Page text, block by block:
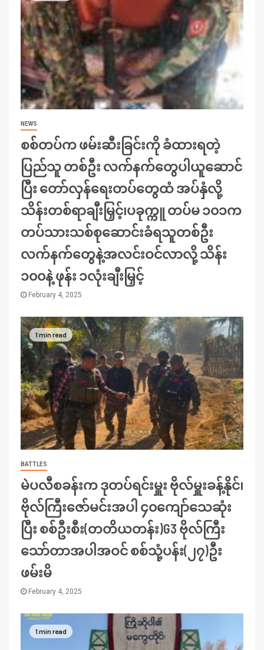
NEWS
စစ်တပ်က ဖမ်းဆီးခြင်းကို ခံထားရတဲ့
ပြည်သူ တစ်ဦး လက်နက်တွေပါယူဆောင်
ပြီး တော်လှန်ရေးတပ်တွေထံ အပ်နှံလို့
သိန်းတစ်ရာချီးမြှင့်၊ပခုက္ကူ တပ်မ ၁၀၁က
တပ်သားသစ်စုဆောင်းခံရသူတစ်ဦး
လက်နက်တွေနဲ့အလင်းဝင်လာလို့ သိန်း
၁၀၀နဲ့ ဖုန်း ၁လုံးချီးမြှင့်
February 4, 2025
1 min read
BATTLES
မဲပလီစခန်းက ဒုတပ်ရင်းမှူး ဗိုလ်မှူးခန့်နိုင်၊
ဗိုလ်ကြီးဇော်မင်းအပါ ၄၀ကျော်သေဆုံး
ပြီး စစ်ဦးစီး(တတိယတန်း)G3 ဗိုလ်ကြီး
သော်တာအပါအဝင် စစ်သုံ့ပန်း(၂၇)ဦး
ဖမ်းမိ
February 4, 2025
1 min read